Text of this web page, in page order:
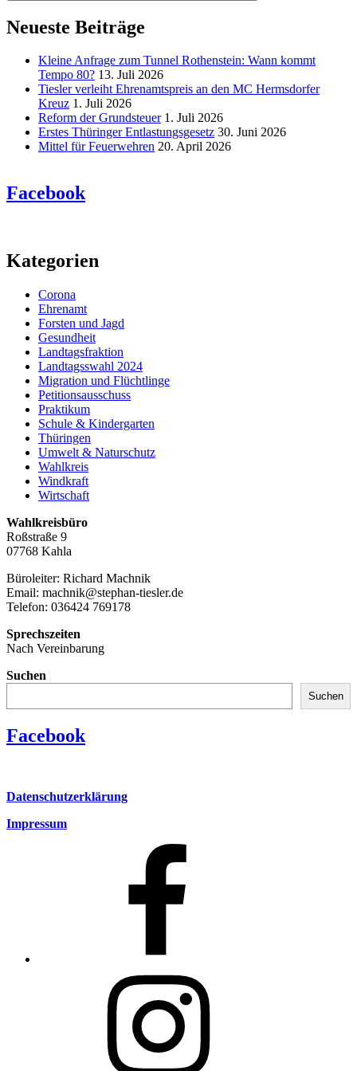
Neueste Beiträge
Kleine Anfrage zum Tunnel Rothenstein: Wann kommt
Tempo 80? 13. Juli 2026
Tiesler verleiht Ehrenamtspreis an den MC Hermsdorfer
Kreuz 1. Juli 2026
Reform der Grundsteuer 1. Juli 2026
Erstes Thüringer Entlastungsgesetz 30. Juni 2026
Mittel für Feuerwehren 20. April 2026
Facebook
Kategorien
Corona
Ehrenamt
Forsten und Jagd
Gesundheit
Landtagsfraktion
Landtagsswahl 2024
Migration und Flüchtlinge
Petitionsausschuss
Praktikum
Schule & Kindergarten
Thüringen
Umwelt & Naturschutz
Wahlkreis
Windkraft
Wirtschaft
Wahlkreisbüro
Roßstraße 9
07768 Kahla
Büroleiter: Richard Machnik
Email: machnik@stephan-tiesler.de
Telefon: 036424 769178
Sprechszeiten
Nach Vereinbarung
Suchen
Suchen
Facebook
Datenschutzerklärung
Impressum